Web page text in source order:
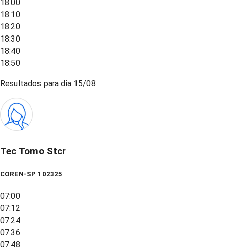
18:00
18:10
18:20
18:30
18:40
18:50
Resultados para dia 15/08
Tec Tomo Stcr
COREN-SP 102325
07:00
07:12
07:24
07:36
07:48